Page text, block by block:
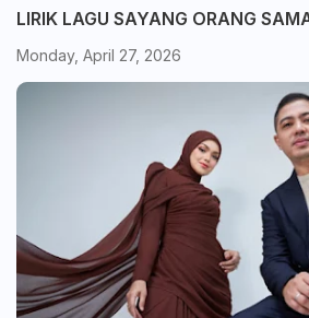
LIRIK LAGU SAYANG ORANG
Monday, April 27, 2026